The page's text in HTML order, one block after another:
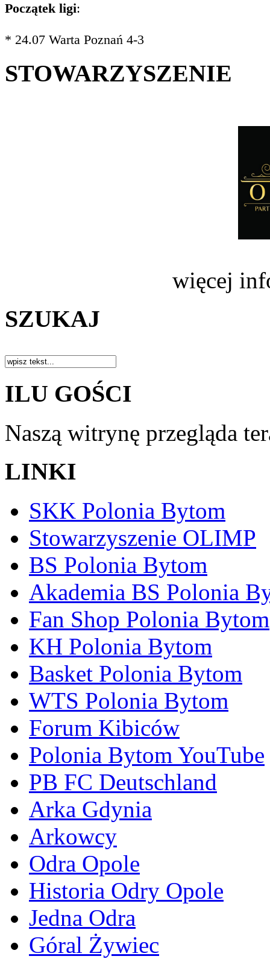
Początek ligi:
* 24.07 Warta Poznań 4-3
STOWARZYSZENIE
więcej
SZUKAJ
ILU GOŚCI
Naszą witrynę przegląda
LINKI
SKK Polonia Bytom
Stowarzyszenie OLIMP
BS Polonia Bytom
Akademia BS Polonia
Fan Shop Polonia Bytom
KH Polonia Bytom
Basket Polonia Bytom
WTS Polonia Bytom
Forum Kibiców
Polonia Bytom YouTube
PB FC Deutschland
Arka Gdynia
Arkowcy
Odra Opole
Historia Odry Opole
Jedna Odra
Góral Żywiec